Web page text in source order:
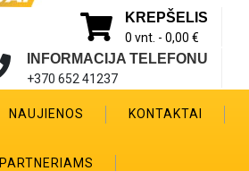
KREPŠELIS
0 vnt. - 0,00 €
INFORMACIJA TELEFONU
+370 652 41237
NAUJIENOS KONTAKTAI
PARTNERIAMS